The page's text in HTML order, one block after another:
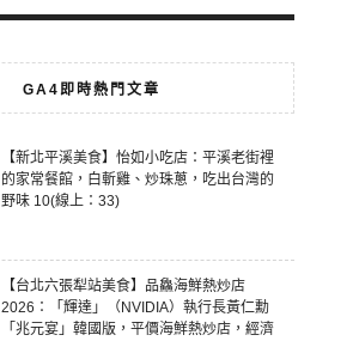
GA4即時熱門文章
【新北平溪美食】怡如小吃店：平溪老街裡
的家常餐館，白斬雞、炒珠蔥，吃出台灣的
野味 10(線上：33)
【台北六張犁站美食】品鱻海鮮熱炒店
2026：「輝達」（NVIDIA）執行長黃仁勳
「兆元宴」韓國版，平價海鮮熱炒店，經濟